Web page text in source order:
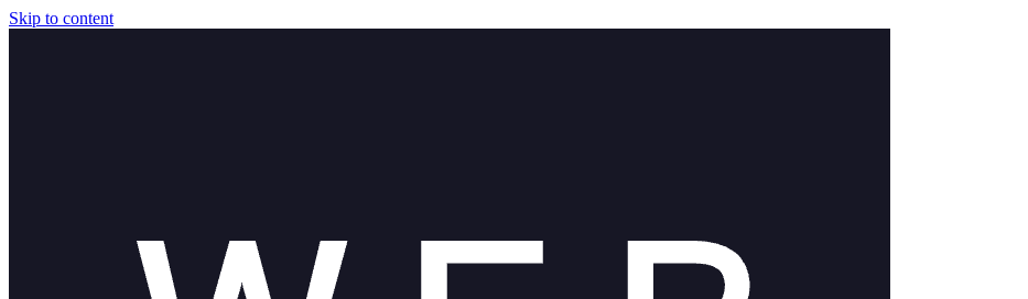
Skip to content